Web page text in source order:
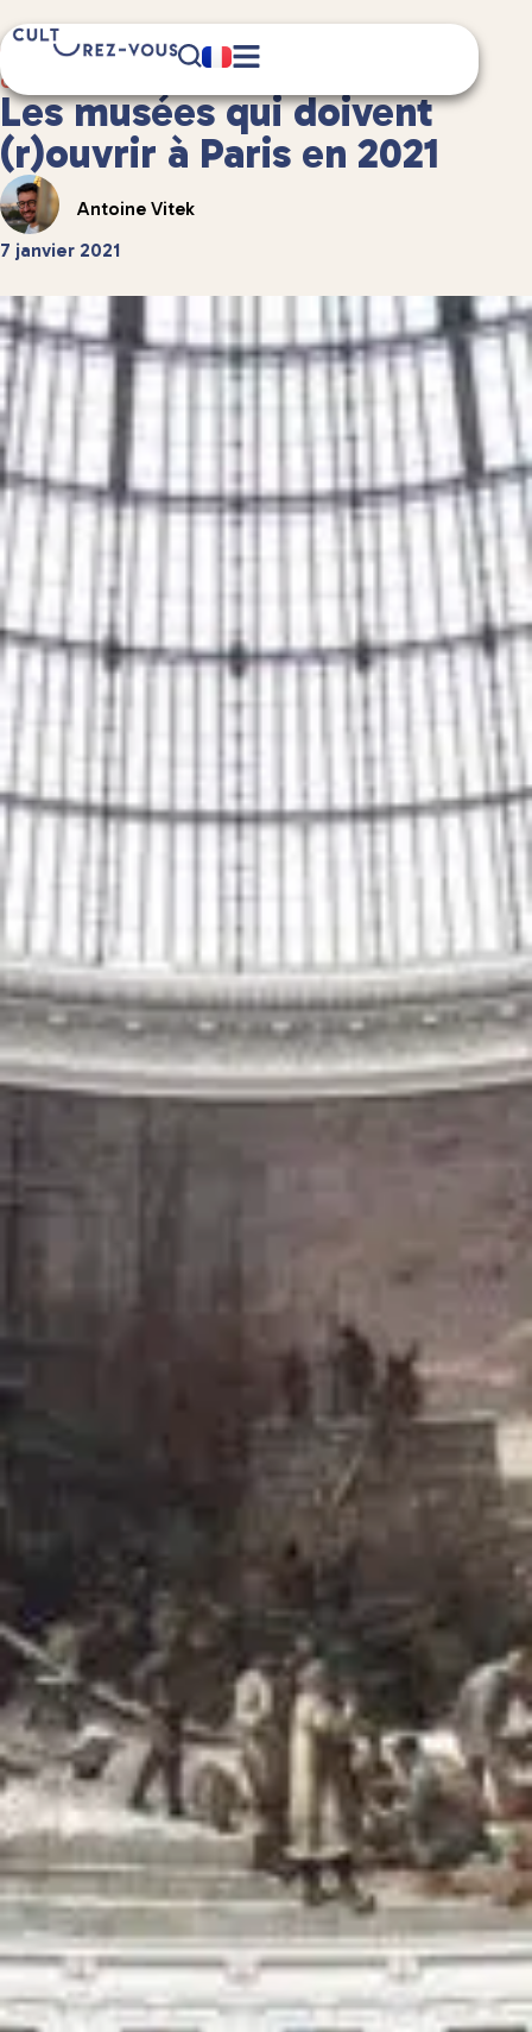
Culture
5 minute(s) de lecture
Les musées qui doivent
(r)ouvrir à Paris en 2021
Antoine Vitek
7 janvier 2021